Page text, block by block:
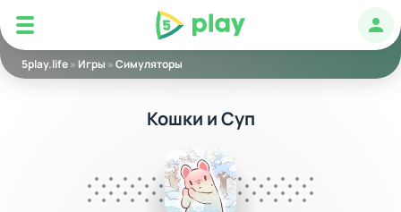
5play
5play.life» Игры »Симуляторы
Кошки и Суп